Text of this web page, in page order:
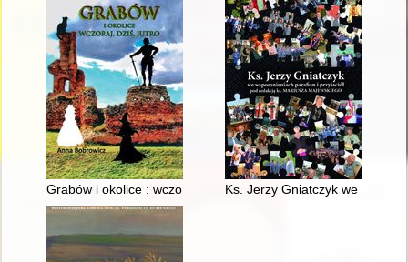
Grabów i okolice : wczoraj, dziś, jutroKs. Jerzy Gniatczyk we